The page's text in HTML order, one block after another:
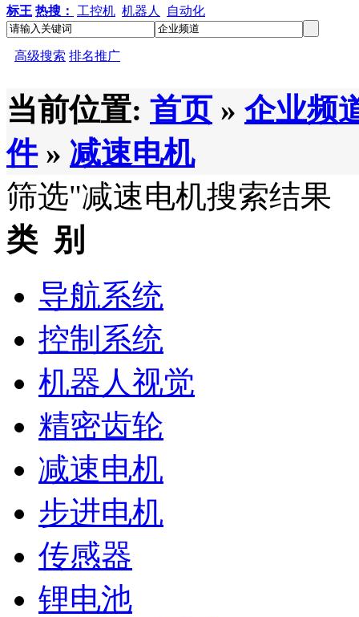
标王 热搜： 工控机 机器人 自动化
高级搜索 排名推广
当前位置: 首页 » 企业频
件» 减速电机
筛选"减速电机搜索结果
类 别
导航系统
控制系统
机器人视觉
精密齿轮
减速电机
步进电机
传感器
锂电池